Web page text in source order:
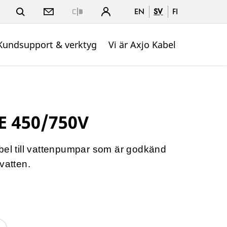
EN SV FI
& verktyg Vi är Axjo Kabel
450/750V
till vattenpumpar som är godkänd